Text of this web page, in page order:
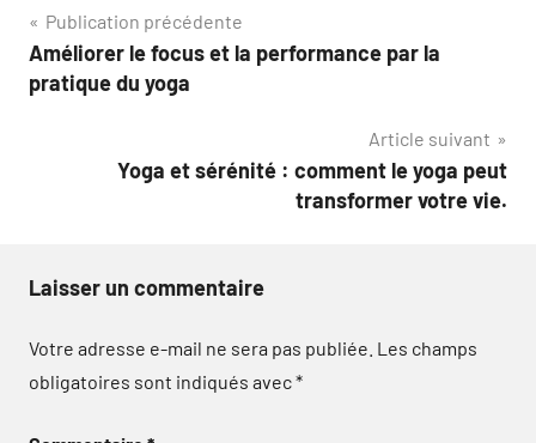
Navigation
de
Publication précédente
Améliorer le focus et la performance par la
pratique du yoga
Article suivant
Yoga et sérénité : comment le yoga peut
transformer votre vie.
Laisser un commentaire
Votre adresse e-mail ne sera pas publiée. Les champs
obligatoires sont indiqués avec*